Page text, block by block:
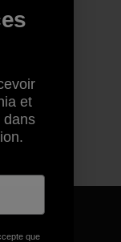
et
dans
que